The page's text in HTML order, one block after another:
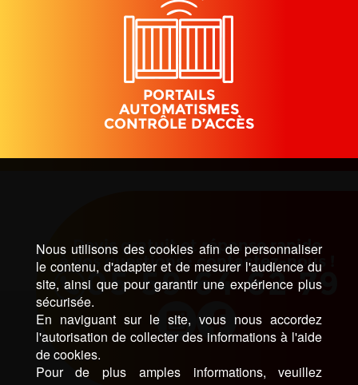
PORTAILS
AUTOMATISMES
CONTRÔLE D’ACCÈS
Devis gratuit et réponse rapide
à vos questions : contactez-nous !
05 59 64 62 79
Nous utilisons des cookies afin de personnaliser
le contenu, d'adapter et de mesurer l'audience du
site, ainsi que pour garantir une expérience plus
sécurisée.
En naviguant sur le site, vous nous accordez
l'autorisation de collecter des informations à l'aide
de cookies.
Pour de plus amples informations, veuillez